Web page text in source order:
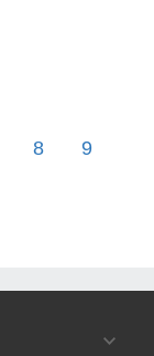
8 9